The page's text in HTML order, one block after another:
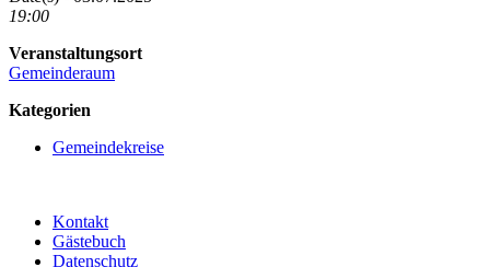
19:00
Veranstaltungsort
Gemeinderaum
Kategorien
Gemeindekreise
Kontakt
Gästebuch
Datenschutz